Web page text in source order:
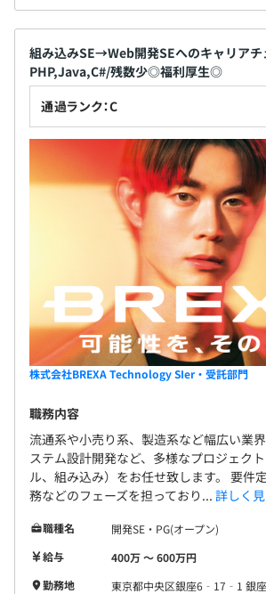
組み込みSE→Web開発SEへのキャリアチ
PHP,Java,C#/残数少◎福利厚生◎
通過ランク：C
株式会社BREXA Technology SIer・受託部門
職務内容
流通系や小売り系、製造系など幅広い業
ステム設計開発など、多様なプロジェク
ル、組み込み）をお任せ致します。 要件
務などのフェーズを担っており... 詳しく
職種名
開発SE・PG(オープン)
給与
400万 〜 600万円
勤務地
東京都中央区銀座6‐17‐1 銀座